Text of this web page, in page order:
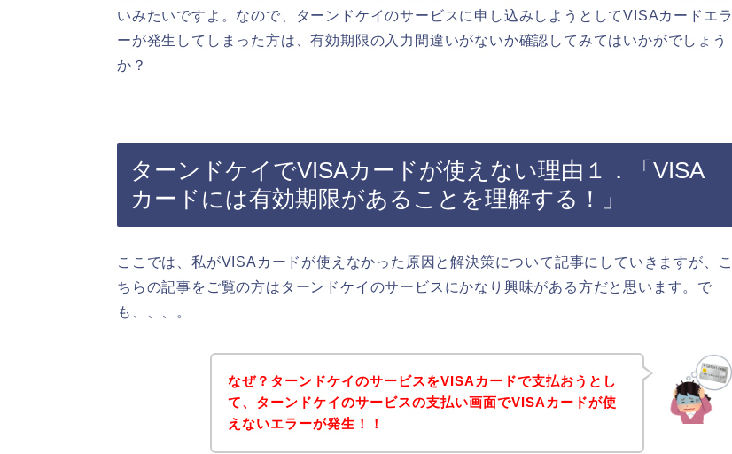
いみたいですよ。なので、ターンドケイのサービスに申し込みしようとしてVISAカードエラ
ーが発生してしまった方は、有効期限の入力間違いがないか確認してみてはいかがでしょう
か？
ターンドケイでVISAカードが使えない理由１．「VISA
カードには有効期限があることを理解する！」
ここでは、私がVISAカードが使えなかった原因と解決策について記事にしていきますが、こ
ちらの記事をご覧の方はターンドケイのサービスにかなり興味がある方だと思います。で
も、、、。
なぜ？ターンドケイのサービスをVISAカードで支払おうとし
て、ターンドケイのサービスの支払い画面でVISAカードが使
えないエラーが発生！！